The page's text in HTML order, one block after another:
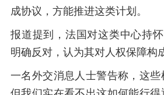
成协议，方能推进这类计划。
报道提到，法国对这类中心持
明确反对，认为其对人权保障构
一名外交消息人士警告称，这些